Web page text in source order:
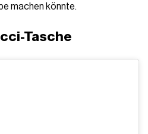
machen könnte.
Tasche